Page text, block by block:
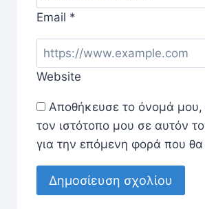
Email *
Website
Αποθήκευσε το όνομά μου,
τον ιστότοπο μου σε αυτόν
για την επόμενη φορά που